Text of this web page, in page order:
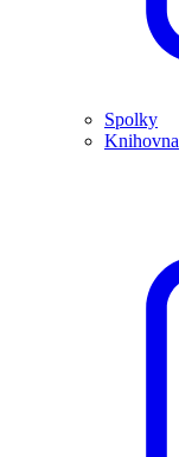
Spolky
Knihovna